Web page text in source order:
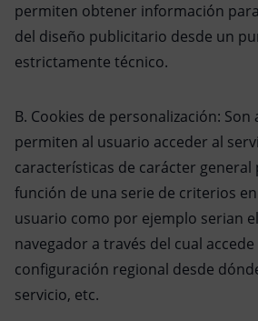
permiten obtener información
del diseño publicitario desde un
estrictamente técnico.
B. Cookies de personalización: Son
permiten al usuario acceder al
características de carácter general
función de una serie de criterios
usuario como por ejemplo serian
navegador a través del cual
configuración regional desde
servicio, etc.